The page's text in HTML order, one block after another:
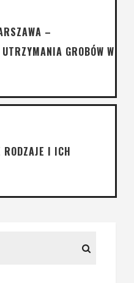
–
GROBÓW W
RODZAJE I ICH